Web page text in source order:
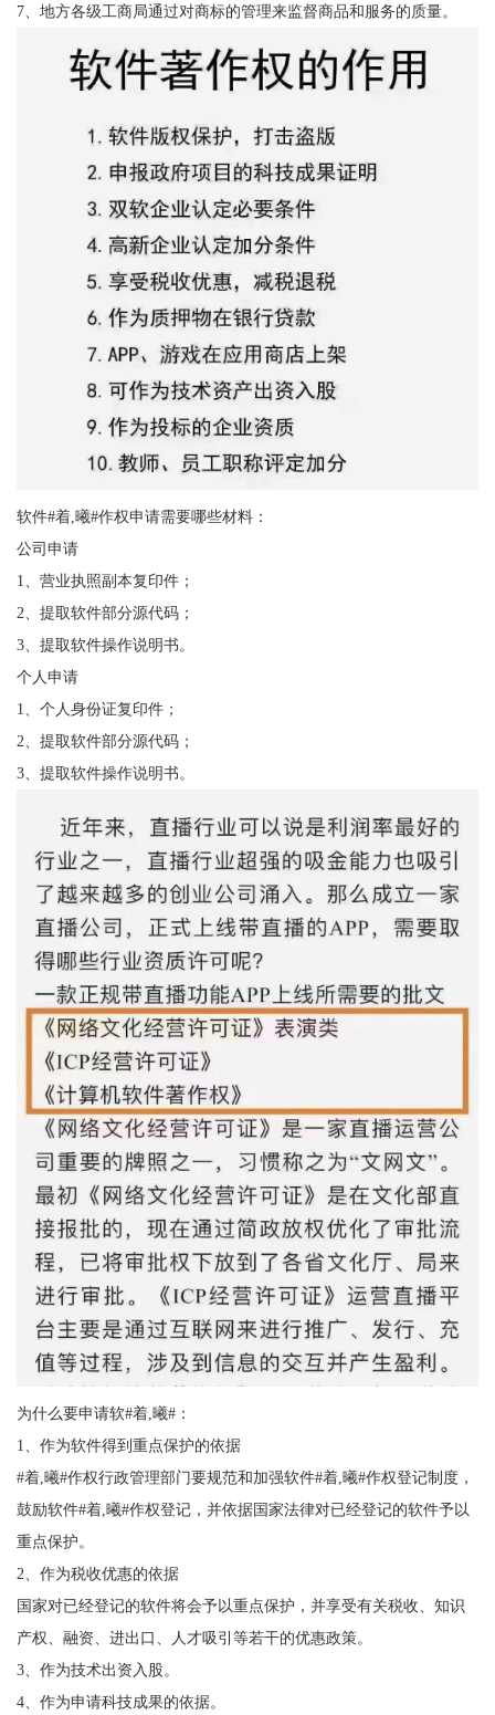
7、地方各级工商局通过对商标的管理来监督商品和服务的质量。
软件#着,曦#作权申请需要哪些材料：
公司申请
1、营业执照副本复印件；
2、提取软件部分源代码；
3、提取软件操作说明书。
个人申请
1、个人身份证复印件；
2、提取软件部分源代码；
3、提取软件操作说明书。
为什么要申请软#着,曦#：
1、作为软件得到重点保护的依据
#着,曦#作权行政管理部门要规范和加强软件#着,曦#作权登记制度，
鼓励软件#着,曦#作权登记，并依据国家法律对已经登记的软件予以
重点保护。
2、作为税收优惠的依据
国家对已经登记的软件将会予以重点保护，并享受有关税收、知识
产权、融资、进出口、人才吸引等若干的优惠政策。
3、作为技术出资入股。
4、作为申请科技成果的依据。